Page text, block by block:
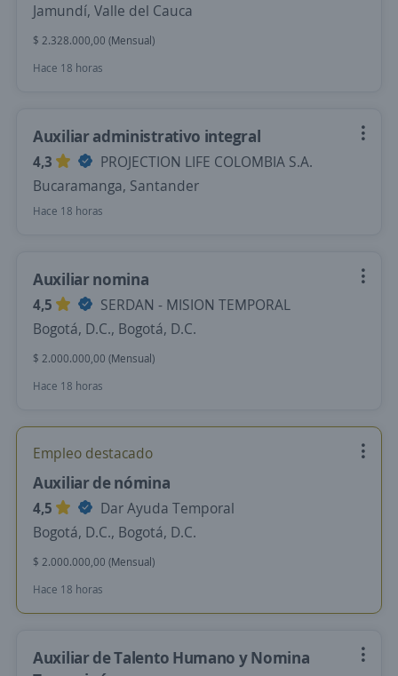
Jamundí, Valle del Cauca
$ 2.328.000,00 (Mensual)
Hace 18 horas
Auxiliar administrativo integral
4,3
PROJECTION LIFE COLOMBIA S.A.
Bucaramanga, Santander
Hace 18 horas
Auxiliar nomina
4,5
SERDAN - MISION TEMPORAL
Bogotá, D.C., Bogotá, D.C.
$ 2.000.000,00 (Mensual)
Hace 18 horas
Empleo destacado
Auxiliar de nómina
4,5
Dar Ayuda Temporal
Bogotá, D.C., Bogotá, D.C.
$ 2.000.000,00 (Mensual)
Hace 18 horas
Auxiliar de Talento Humano y Nomina